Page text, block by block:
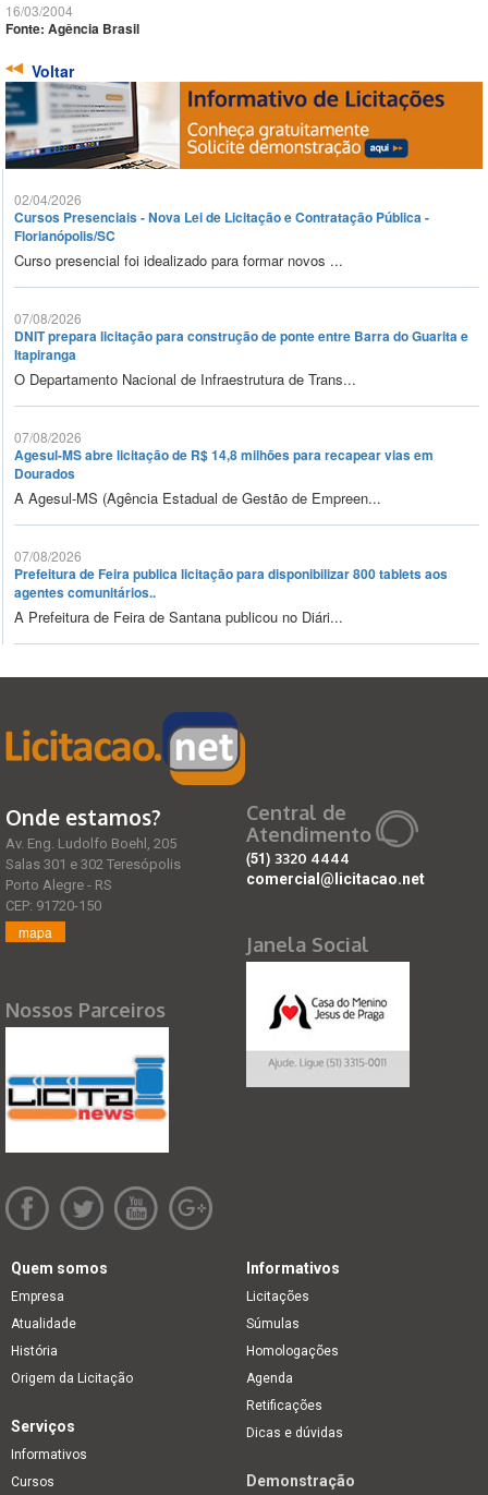
16/03/2004
Fonte: Agência Brasil
Voltar
02/04/2026
Cursos Presenciais - Nova Lei de Licitação e Contratação Pública -
Florianópolis/SC
Curso presencial foi idealizado para formar novos ...
07/08/2026
DNIT prepara licitação para construção de ponte entre Barra do Guarita e
Itapiranga
O Departamento Nacional de Infraestrutura de Trans...
07/08/2026
Agesul-MS abre licitação de R$ 14,8 milhões para recapear vias em
Dourados
A Agesul-MS (Agência Estadual de Gestão de Empreen...
07/08/2026
Prefeitura de Feira publica licitação para disponibilizar 800 tablets aos
agentes comunitários..
A Prefeitura de Feira de Santana publicou no Diári...
Onde estamos?
Av. Eng. Ludolfo Boehl, 205
Salas 301 e 302 Teresópolis
Porto Alegre - RS
CEP: 91720-150
mapa
Nossos Parceiros
Central de
Atendimento
(51) 3320 4444
comercial@licitacao.net
Janela Social
Quem somos
Empresa
Atualidade
História
Origem da Licitação
Informativos
Licitações
Súmulas
Homologações
Agenda
Retificações
Dicas e dúvidas
Serviços
Informativos
Cursos
Demonstração